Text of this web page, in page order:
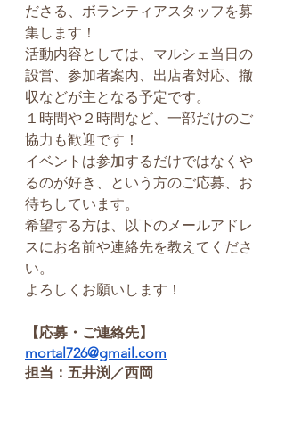
ださる、ボランティアスタッフを募
集します！
活動内容としては、マルシェ当日の
設営、参加者案内、出店者対応、撤
収などが主となる予定です。
１時間や２時間など、一部だけのご
協力も歓迎です！
イベントは参加するだけではなくや
るのが好き、という方のご応募、お
待ちしています。
希望する方は、以下のメールアドレ
スにお名前や連絡先を教えてくださ
い。
よろしくお願いします！
【応募・ご連絡先】
mortal726@gmail.com
担当：五井渕／西岡